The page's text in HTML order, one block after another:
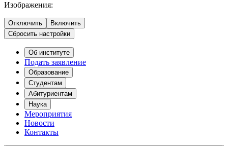
Изображения:
Отключить
Включить
Сбросить настройки
Об институте
Подать заявление
Образование
Студентам
Абитуриентам
Наука
Мероприятия
Новости
Контакты